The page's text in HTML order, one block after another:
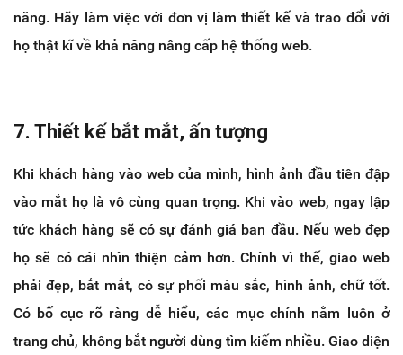
năng. Hãy làm việc với đơn vị làm thiết kế và trao đổi với
họ thật kĩ về khả năng nâng cấp hệ thống web.
7. Thiết kế bắt mắt, ấn tượng
Khi khách hàng vào web của mình, hình ảnh đầu tiên đập
vào mắt họ là vô cùng quan trọng. Khi vào web, ngay lập
tức khách hàng sẽ có sự đánh giá ban đầu. Nếu web đẹp
họ sẽ có cái nhìn thiện cảm hơn. Chính vì thế, giao web
phải đẹp, bắt mắt, có sự phối màu sắc, hình ảnh, chữ tốt.
Có bố cục rõ ràng dễ hiểu, các mục chính nằm luôn ở
trang chủ, không bắt người dùng tìm kiếm nhiều. Giao diện